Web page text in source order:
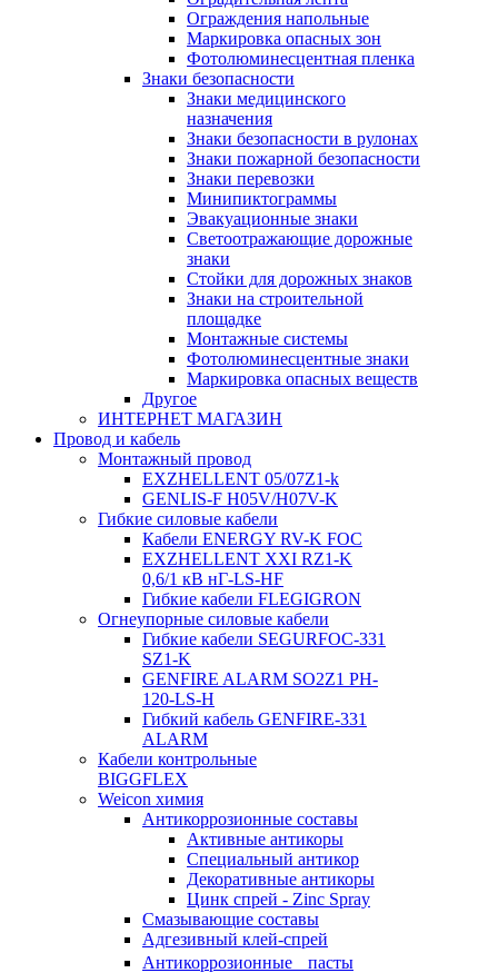
Ограждения напольные
Маркировка опасных зон
Фотолюминесцентная пленка
Знаки безопасности
Знаки медицинского
назначения
Знаки безопасности в рулонах
Знаки пожарной безопасности
Знаки перевозки
Минипиктограммы
Эвакуационные знаки
Светоотражающие дорожные
знаки
Стойки для дорожных знаков
Знаки на строительной
площадке
Монтажные системы
Фотолюминесцентные знаки
Маркировка опасных веществ
Другое
ИНТЕРНЕТ МАГАЗИН
Провод и кабель
Монтажный провод
EXZHELLENT 05/07Z1-k
GENLIS-F Н05V/H07V-K
Гибкие силовые кабели
Кабели ENERGY RV-K FOC
EXZHELLENT XXI RZ1-K
0,6/1 кВ нГ-LS-HF
Гибкие кабели FLEGIGRON
Огнеупорные силовые кабели
Гибкие кабели SEGURFOC-331
SZ1-K
GENFIRE ALARM SO2Z1 PH-
120-LS-H
Гибкий кабель GENFIRE-331
ALARM
Кабели контрольные
BIGGFLEX
Weicon химия
Антикоррозионные составы
Активные антикоры
Специальный антикор
Декоративные антикоры
Цинк спрей - Zinc Spray
Смазывающие составы
Адгезивный клей-спрей
Антикоррозионные пасты